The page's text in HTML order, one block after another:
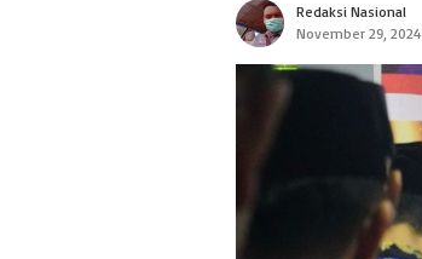
Redaksi Nasional
November 29, 2024